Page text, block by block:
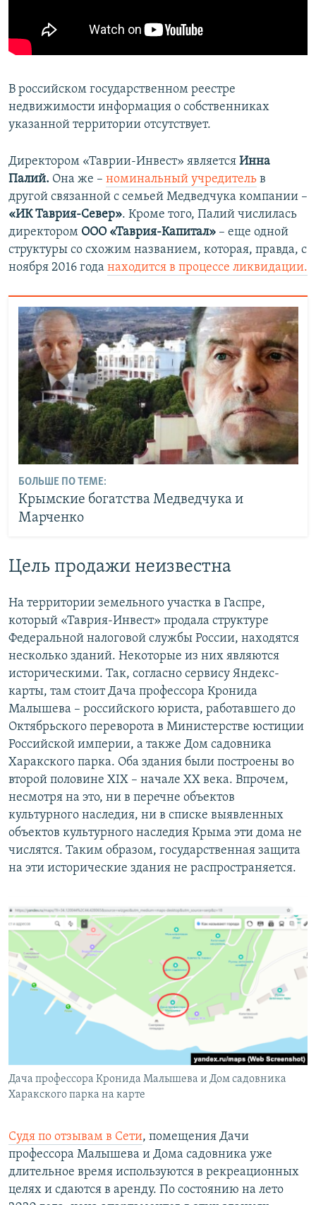
В российском государственном реестре
недвижимости информация о собственниках
указанной территории отсутствует.
Директором «Таврии-Инвест» является Инна
Палий. Она же – номинальный учредитель в
другой связанной ​с семьей Медведчука компании –
«ИК Таврия-Север». Кроме того, Палий числилась
директором ООО «Таврия-Капитал» – еще одной
структуры со схожим названием, которая, правда, с
ноября 2016 года находится в процессе ликвидации.
БОЛЬШЕ ПО ТЕМЕ:
Крымские богатства Медведчука и
Марченко
Цель продажи неизвестна
На территории земельного участка в Гаспре,
который «Таврия-Инвест» продала структуре
Федеральной налоговой службы России, находятся
несколько зданий. Некоторые из них являются
историческими. Так, согласно сервису Яндекс-
карты, там стоит Дача профессора Кронида
Малышева – российского юриста, работавшего до
Октябрьского переворота в Министерстве юстиции
Российской империи, а также Дом садовника
Харакского парка. Оба здания были построены во
второй половине XIX – начале XX века. Впрочем,
несмотря на это, ни в перечне объектов
культурного наследия, ни в списке выявленных
объектов культурного наследия Крыма эти дома не
числятся. Таким образом, государственная защита
на эти исторические здания не распространяется.
Дача профессора Кронида Малышева и Дом садовника
Харакского парка на карте
Судя по отзывам в Сети, помещения Дачи
профессора Малышева и Дома садовника уже
длительное время используются в рекреационных
целях и сдаются в аренду. По состоянию на лето